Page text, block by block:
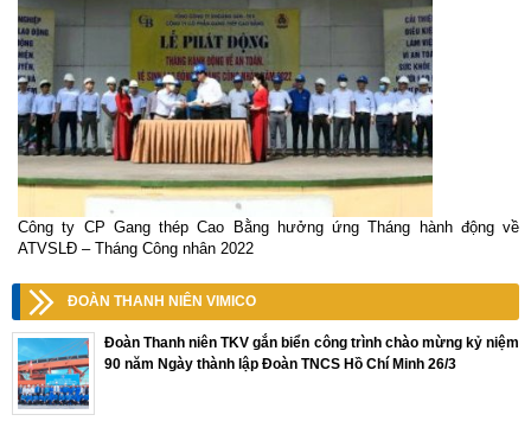
Công ty CP Gang thép Cao Bằng hưởng ứng Tháng hành động về
ATVSLĐ – Tháng Công nhân 2022
ĐOÀN THANH NIÊN VIMICO
Đoàn Thanh niên TKV gắn biển công trình chào mừng kỷ niệm
90 năm Ngày thành lập Đoàn TNCS Hồ Chí Minh 26/3